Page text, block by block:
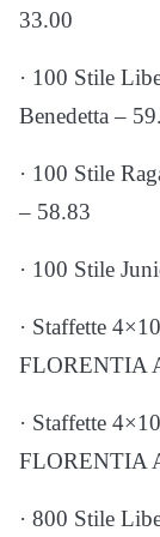
33.00
· 100 Stile
Benedetta –
· 100 Stile
– 58.83
· 100 Stile
· Staffette
FLORENTIA
· Staffette
FLORENTIA
· 800 Stile